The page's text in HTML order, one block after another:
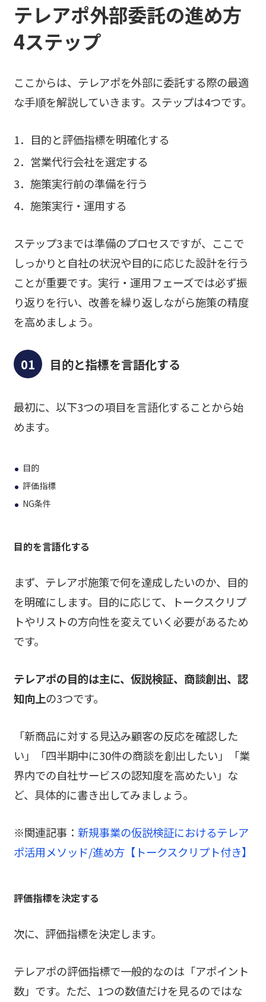
テレアポ外部委託の進め方
4ステップ
ここからは、テレアポを外部に委託する際の最適
な手順を解説していきます。ステップは4つです。
1．目的と評価指標を明確化する
2．営業代行会社を選定する
3．施策実行前の準備を行う
4．施策実行・運用する
ステップ3までは準備のプロセスですが、ここで
しっかりと自社の状況や目的に応じた設計を行う
ことが重要です。実行・運用フェーズでは必ず振
り返りを行い、改善を繰り返しながら施策の精度
を高めましょう。
目的と指標を言語化する
最初に、以下3つの項目を言語化することから始
めます。
目的
評価指標
NG条件
目的を言語化する
まず、テレアポ施策で何を達成したいのか、目的
を明確にします。目的に応じて、トークスクリプ
トやリストの方向性を変えていく必要があるため
です。
テレアポの目的は主に、仮説検証、商談創出、認
知向上の3つです。
「新商品に対する見込み顧客の反応を確認した
い」「四半期中に30件の商談を創出したい」「業
界内での自社サービスの認知度を高めたい」な
ど、具体的に書き出してみましょう。
※関連記事： 新規事業の仮説検証におけるテレア
ポ活用メソッド/進め方【トークスクリプト付き】
評価指標を決定する
次に、評価指標を決定します。
テレアポの評価指標で一般的なのは「アポイント
数」です。ただ、1つの数値だけを見るのではな